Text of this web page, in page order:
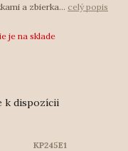
a zbierka... celý popis
je na sklade
k dispozícii
KP245E1